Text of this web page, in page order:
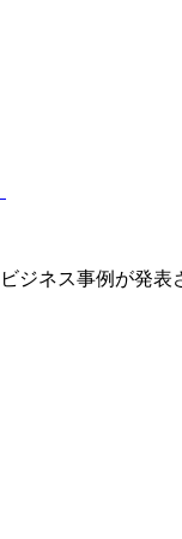
ジネス事例が発表